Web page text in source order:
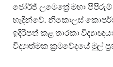
ජෝර්ජ් ලමෙත්‍රේ මහා පිපිරුම්
හැඳින්වේ. නිකොලස්
ඉදිරිපත් කළ තාරකා
විද්‍යාත්මක ක්‍රමවේදයේ මුල්